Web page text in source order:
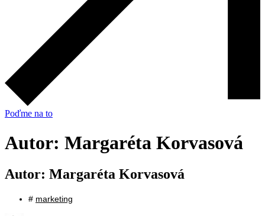
Poďme na to
Autor: Margaréta Korvasová
Autor: Margaréta Korvasová
# marketing